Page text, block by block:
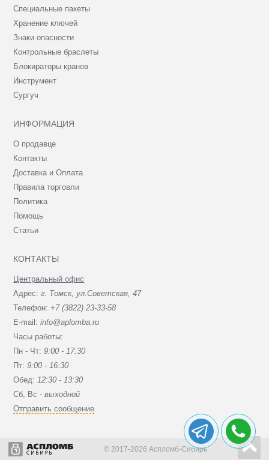
Специальные пакеты
Хранение ключей
Знаки опасности
Контрольные браслеты
Блокираторы кранов
Инструмент
Сургуч
ИНФОРМАЦИЯ
О продавце
Контакты
Доставка и Оплата
Правила торговли
Политика
Помощь
Статьи
КОНТАКТЫ
Центральный офис
Адрес:г. Томск, ул.Советская, 47
Телефон: +7 (3822) 23-33-58
E-mail:info@aplomba.ru
Часы работы:
Пн - Чт:9:00 - 17:30
Пт:9:00 - 16:30
Обед:12:30 - 13:30
Сб, Вc -выходной
Отправить сообщение
© 2017-2026 Аспломб-Сибирь